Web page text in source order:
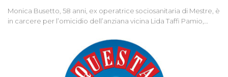
Monica Busetto, 58 anni, ex operatrice sociosanitaria di Mestre, è
in carcere per l’omicidio dell’anziana vicina Lida Taffi Pamio,
minuscola su una collanina, Monica si proclama innocente. Nel
2015 un’altra donna confessa lo stesso delitto, poi ritratta. Due
colpevoli per un solo omicidio: errore giudiziario o giustizia